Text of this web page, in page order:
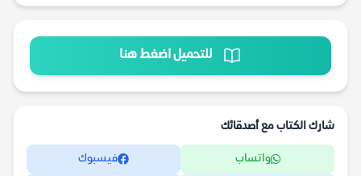
للتحميل اضغط هنا
شارك الكتاب مع أصدقائك
واتساب فيسبوك